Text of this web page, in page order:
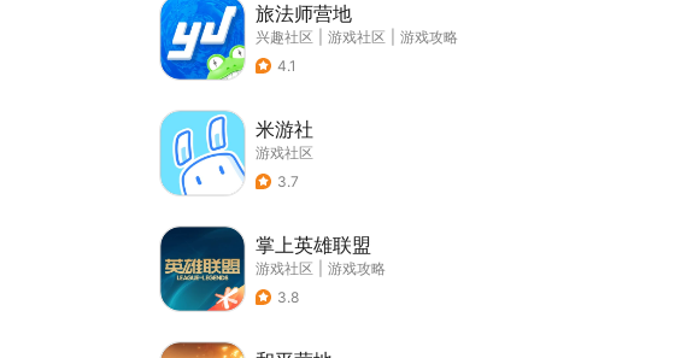
旅法师营地
兴趣社区 游戏社区
游戏攻略
4.1
米游社
游戏社区
3.7
掌上英雄联盟
游戏社区
游戏攻略
3.8